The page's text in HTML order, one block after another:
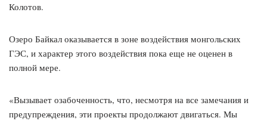
Колотов.
Озеро Байкал оказывается в зоне воздействия монгольских
ГЭС, и характер этого воздействия пока еще не оценен в
полной мере.
«Вызывает озабоченность, что, несмотря на все замечания и
предупреждения, эти проекты продолжают двигаться. Мы